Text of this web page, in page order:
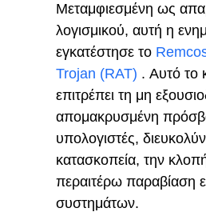
Μεταμφιεσμένη ως
λογισμικού, αυτή η
εγκατέστησε το
Trojan (RAT) . Αυτό το
επιτρέπει τη μη
απομακρυσμένη
υπολογιστές,
κατασκοπεία, την
περαιτέρω παραβίαση
συστημάτων.